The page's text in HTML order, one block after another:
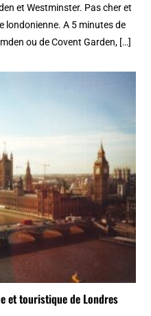
et Westminster. Pas cher et
londonienne. A 5 minutes de
ou de Covent Garden, […]
et touristique de Londres